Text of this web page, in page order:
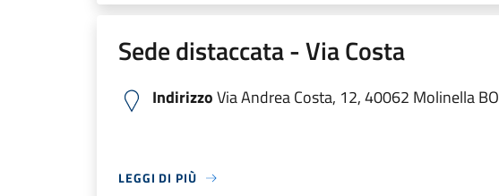
Sede distaccata - Via Costa
IndirizzoVia Andrea Costa, 12, 40062 Molinella BO
LEGGI DI PIÙ